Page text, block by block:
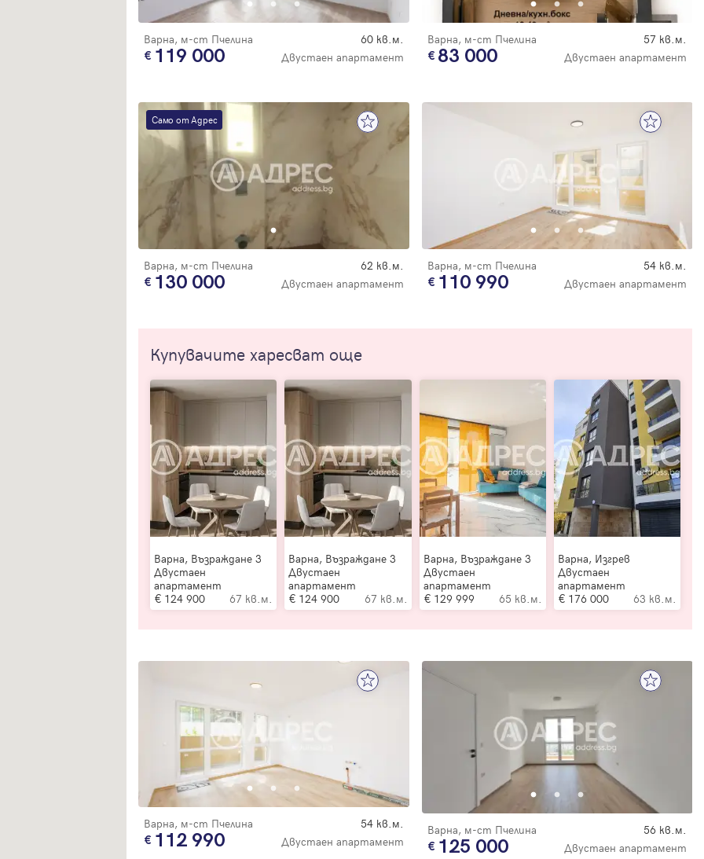
Варна, м-ст Пчелина 60 кв.м.
119 000 Двустаен апартамент
Варна, м-ст Пчелина 57 кв.м.
83 000 Двустаен апартамент
Само от Адрес
Варна, м-ст Пчелина 62 кв.м.
130 000 Двустаен апартамент
Варна, м-ст Пчелина 54 кв.м.
110 990 Двустаен апартамент
Купувачите харесват още
Варна, Възраждане 3
Двустаен
апартамент
124 900
67 кв.м.
Варна, Възраждане 3
Двустаен
апартамент
124 900
67 кв.м.
Варна, Възраждане 3
Двустаен
апартамент
129 999
65 кв.м.
Варна, Изгрев
Двустаен
апартамент
176 000
63 кв.м.
Варна, м-ст Пчелина 54 кв.м.
112 990 Двустаен апартамент
Варна, м-ст Пчелина 56 кв.м.
125 000 Двустаен апартамент